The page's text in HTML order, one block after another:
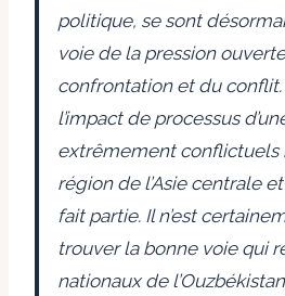
politique, se sont
voie de la pression
confrontation et du
l’impact de processus
extrêmement conflictuels
région de l’Asie centrale
fait partie. Il n’est
trouver la bonne voie qui
nationaux de